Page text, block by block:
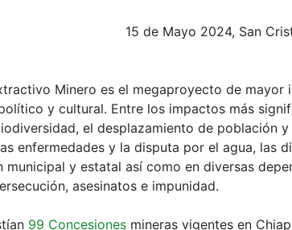
15 de Mayo 2024, San
Minero es el megaproyecto de mayor
y cultural. Entre los impactos más
el desplazamiento de población
enfermedades y la disputa por el agua, las
municipal y estatal así como en diversas
asesinatos e impunidad.
99 Concesiones mineras vigentes en